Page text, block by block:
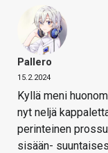
Pallero
15.2.2024
Kyllä meni
nyt neljä
perinteinen
sisään-